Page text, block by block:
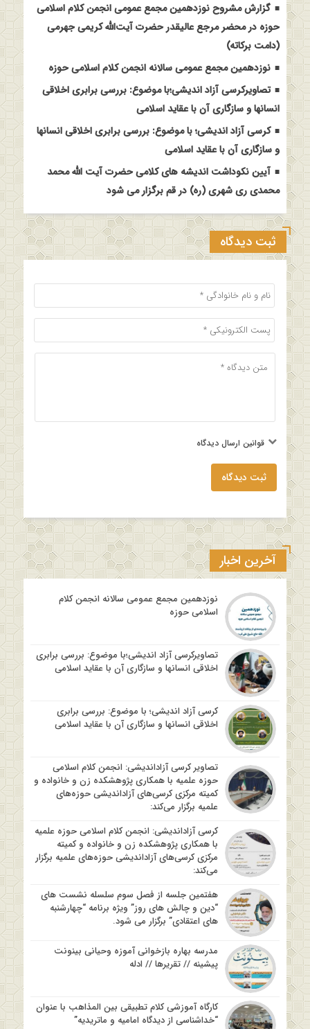
گزارش مشروح نوزدهمین مجمع عمومی انجمن کلام اسلامی
حوزه در محضر مرجع عالیقدر حضرت آیت‌الله کریمی جهرمی
(دامت برکاته)
نوزدهمین مجمع عمومی سالانه انجمن کلام اسلامی حوزه
تصاویرکرسی آزاد اندیشی؛با موضوع: بررسی برابری اخلاقی
انسانها و سازگاری آن با عقاید اسلامی
کرسی آزاد اندیشی؛ با موضوع: بررسی برابری اخلاقی انسانها
و سازگاری آن با عقاید اسلامی
آیین نکوداشت اندیشه های کلامی حضرت آیت الله محمد
محمدی ری شهری (ره) در قم برگزار می شود
ثبت دیدگاه
قوانین ارسال دیدگاه
ثبت دیدگاه
آخرین اخبار
نوزدهمین مجمع عمومی سالانه انجمن کلام
اسلامی حوزه
تصاویرکرسی آزاد اندیشی؛با موضوع: بررسی برابری
اخلاقی انسانها و سازگاری آن با عقاید اسلامی
کرسی آزاد اندیشی؛ با موضوع: بررسی برابری
اخلاقی انسانها و سازگاری آن با عقاید اسلامی
تصاویر کرسی آزاداندیشی: انجمن کلام اسلامی
حوزه علمیه با همکاری پژوهشکده زن و خانواده و
کمیته مرکزی کرسی‌های آزاداندیشی حوزه‌های
علمیه برگزار می‌کند:
کرسی آزاداندیشی: انجمن کلام اسلامی حوزه علمیه
با همکاری پژوهشکده زن و خانواده و کمیته
مرکزی کرسی‌های آزاداندیشی حوزه‌های علمیه برگزار
می‌کند:
هفتمین جلسه از فصل سوم سلسله نشست های
“دین و چالش های روز” ویژه برنامه “چهارشنبه
های اعتقادی” برگزار می شود.
مدرسه بهاره بازخوانی آموزه وحیانی بینونت
پیشینه // تقریرها // ادله
کارگاه آموزشی کلام تطبیقی بین المذاهب با عنوان
“خداشناسی از دیدگاه امامیه و ماتریدیه”